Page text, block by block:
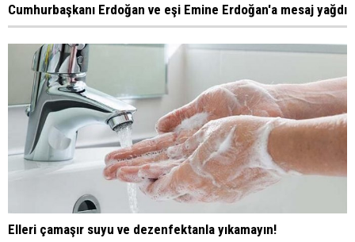
Cumhurbaşkanı Erdoğan ve eşi Emine Erdoğan'a mesaj yağdı
Elleri çamaşır suyu ve dezenfektanla yıkamayın!